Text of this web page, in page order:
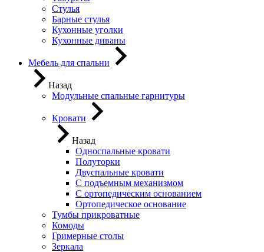
Стулья
Барные стулья
Кухонные уголки
Кухонные диваны
Мебель для спальни
Назад
Модульные спальные гарнитуры
Кровати
Назад
Односпальные кровати
Полуторки
Двуспальные кровати
С подъемным механизмом
С ортопедическим основанием
Ортопедическое основание
Тумбы прикроватные
Комоды
Гримерные столы
Зеркала